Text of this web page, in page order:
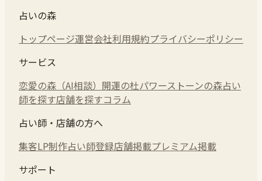
占いの森
トップページ運営会社利用規約プライバシーポリシー
サービス
恋愛の森（AI相談） 開運の杜パワーストーンの森占い
師を探す店舗を探すコラム
占い師・店舗の方へ
集客LP制作占い師登録店舗掲載プレミアム掲載
サポート